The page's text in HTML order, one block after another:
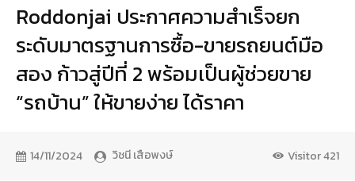
Roddonjai ประกาศความสำเร็จยก
ระดับมาตรฐานการซื้อ-ขายรถยนต์มือ
สอง ก้าวสู่ปีที่ 2 พร้อมเป็นผู้ช่วยขาย
“รถบ้าน” ให้ขายง่าย ได้ราคา
14/11/2024 วิชนี เสือพงษ์ Visitor421